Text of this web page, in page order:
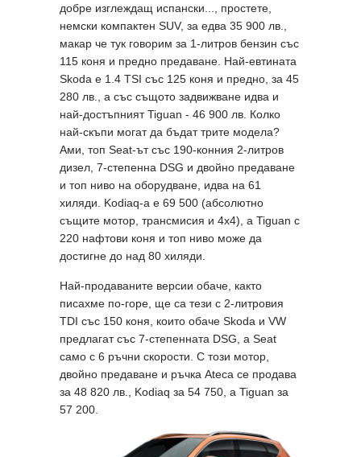
добре изглеждащ испански..., простете,
немски компактен SUV, за едва 35 900 лв.,
макар че тук говорим за 1-литров бензин със
115 коня и предно предаване. Най-евтината
Skoda е 1.4 TSI със 125 коня и предно, за 45
280 лв., а със същото задвижване идва и
най-достъпният Tiguan - 46 900 лв. Колко
най-скъпи могат да бъдат трите модела?
Ами, топ Seat-ът със 190-конния 2-литров
дизел, 7-степенна DSG и двойно предаване
и топ ниво на оборудване, идва на 61
хиляди. Kodiaq-а e 69 500 (абсолютно
същите мотор, трансмисия и 4x4), a Tiguan с
220 нафтови коня и топ ниво може да
достигне до над 80 хиляди.
Най-продаваните версии обаче, както
писахме по-горе, ще са тези с 2-литровия
TDI със 150 коня, които обаче Skoda и VW
предлагат със 7-степенната DSG, a Seat
само с 6 ръчни скорости. С този мотор,
двойно предаване и ръчка Ateca се продава
за 48 820 лв., Kodiaq за 54 750, a Tiguan за
57 200.